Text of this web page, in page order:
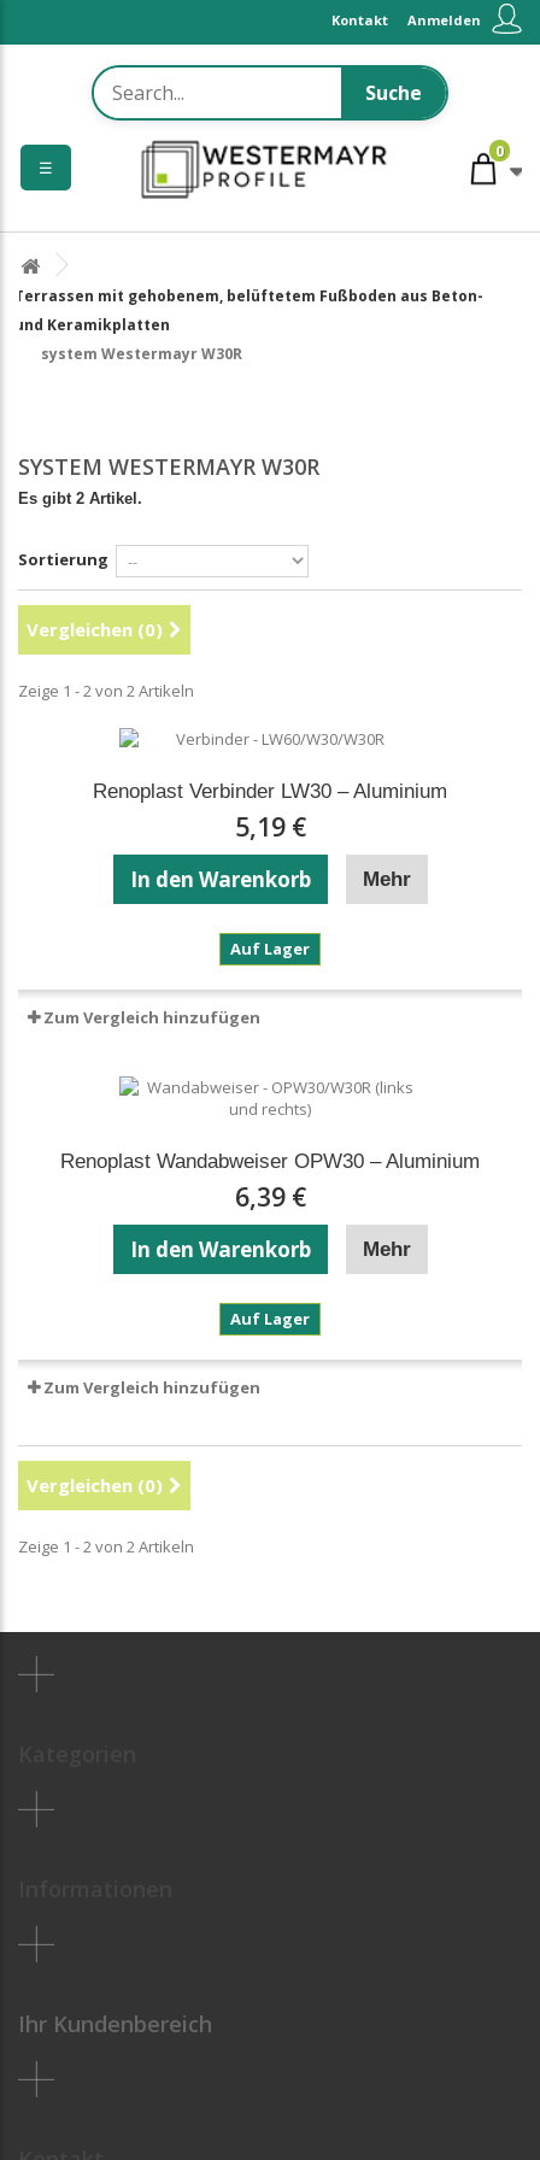
Anmelden
Kontakt
Suche
0
Terrassen mit gehobenem, belüftetem Fußboden aus Beton-
und Keramikplatten
system Westermayr W30R
SYSTEM WESTERMAYR W30R
Es gibt 2 Artikel.
Sortierung
Vergleichen (0)
Zeige 1 - 2 von 2 Artikeln
Renoplast Verbinder LW30 – Aluminium
5,19 €
In den Warenkorb Mehr
Auf Lager
Zum Vergleich hinzufügen
Renoplast Wandabweiser OPW30 – Aluminium
6,39 €
In den Warenkorb Mehr
Auf Lager
Zum Vergleich hinzufügen
Vergleichen (0)
Zeige 1 - 2 von 2 Artikeln
Ihr Kundenbereich
☰